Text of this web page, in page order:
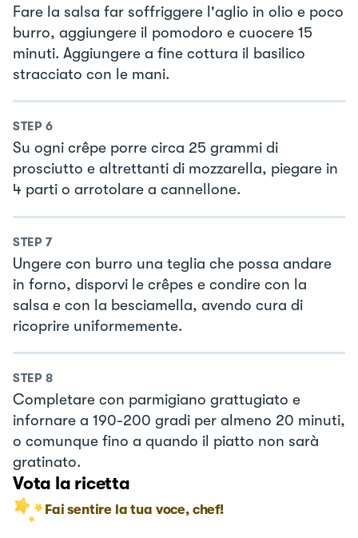
Fare la salsa far soffriggere l'aglio in olio e poco
burro, aggiungere il pomodoro e cuocere 15
minuti. Aggiungere a fine cottura il basilico
stracciato con le mani.
STEP 6
Su ogni crêpe porre circa 25 grammi di
prosciutto e altrettanti di mozzarella, piegare in
4 parti o arrotolare a cannellone.
STEP 7
Ungere con burro una teglia che possa andare
in forno, disporvi le crêpes e condire con la
salsa e con la besciamella, avendo cura di
ricoprire uniformemente.
STEP 8
Completare con parmigiano grattugiato e
infornare a 190-200 gradi per almeno 20 minuti,
o comunque fino a quando il piatto non sarà
gratinato.
Vota la ricetta
Fai sentire la tua voce, chef!